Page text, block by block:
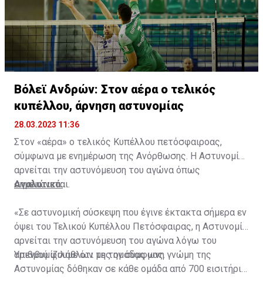
Βόλεϊ Ανδρών: Στον αέρα ο τελικός
κυπέλλου, άρνηση αστυνομίας
28.03.2023 11:36
Στον «αέρα» ο τελικός Κυπέλλου πετόσφαιροας,
σύμφωνα με ενημέρωση της Ανόρθωσης. Η Αστυνομία
αρνείται την αστυνόμευση του αγώνα όπως
σημειώνεται.
Αναλυτικά:
«Σε αστυνομική σύσκεψη που έγινε έκτακτα σήμερα εν
όψει του Τελικού Κυπέλλου Πετόσφαιρας, η Αστυνομία
αρνείται την αστυνόμευση του αγώνα λόγω του
αριθμού φιλάθλων της ομάδας μας.
Υπενθυμίζουμε ότι με την σύμφωνη γνώμη της
Αστυνομίας δόθηκαν σε κάθε ομάδα από 700 εισιτήρια